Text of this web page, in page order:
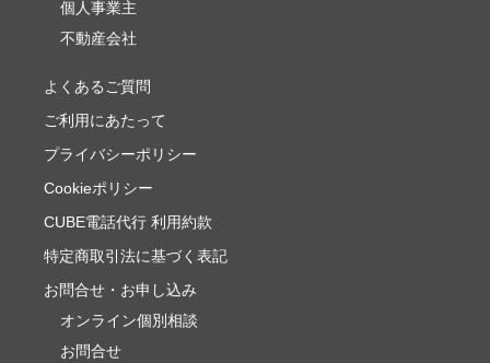
個人事業主
不動産会社
よくあるご質問
ご利用にあたって
プライバシーポリシー
Cookieポリシー
CUBE電話代行 利用約款
特定商取引法に基づく表記
お問合せ・お申し込み
オンライン個別相談
お問合せ